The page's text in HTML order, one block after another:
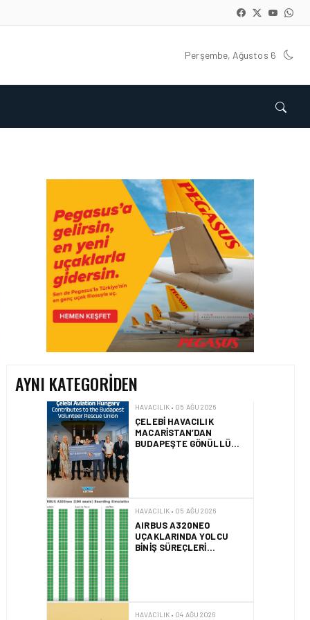
Perşembe, Ağustos 6
AYNI KATEGORIDEN
HAVACILIK • 05 AĞU 2026
YAKIT MALIYETLERINDEKI
YÜZDE 46’LIK ARTIŞA
KARŞI HANGI ÖNLEMLER
ALINIYOR?
HAVACILIK • 05 AĞU 2026
ÇELEBI HAVACILIK
MACARISTAN’DAN
BUDAPEŞTE GÖNÜLLÜ
KURTARMA BIRLIĞI’NE
ANLAMLI DESTEK!
AIRBUS A320NEO
UÇAKLARINDA YOLCU
BINIŞ SÜREÇLERI
SIMÜLASYONLA TEST
ENÇOK KUŞ ÇARPMA
OLAYINI RAPOR ETTI